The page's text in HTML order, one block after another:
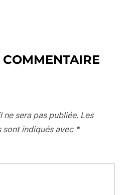
ne sera pas publiée. Les
indiqués avec *